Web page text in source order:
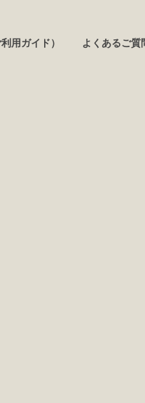
用ガイド） よくあるご